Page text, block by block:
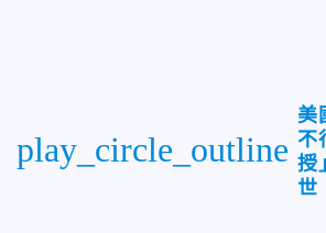
play_circle_outline
美
不
授
世